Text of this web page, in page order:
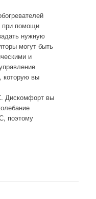
при помощи
нужную
могут быть
и
которую вы
Дискомфорт вы
поэтому